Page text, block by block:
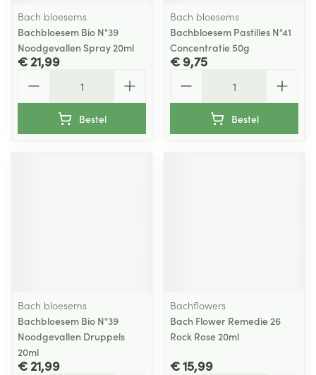
Bach bloesems
Bachbloesem Bio N°39
Noodgevallen Spray 20ml
€ 21,99
Bestel
Bach bloesems
Bachbloesem Pastilles N°41
Concentratie 50g
€ 9,75
Bestel
Bach bloesems
Bachbloesem Bio N°39
Noodgevallen Druppels
20ml
€ 21,99
Bachflowers
Bach Flower Remedie 26
Rock Rose 20ml
€ 15,99